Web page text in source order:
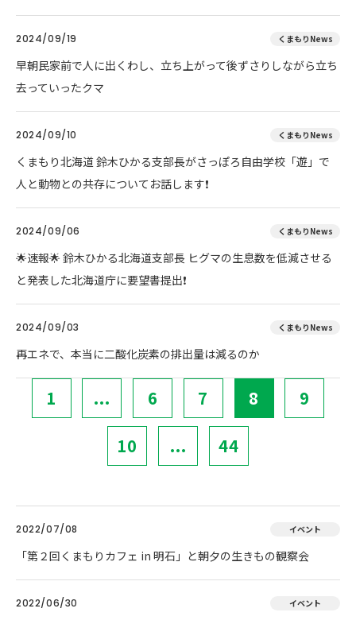
2024/09/19 くまもりNews
早朝民家前で人に出くわし、立ち上がって後ずさりしながら立ち
去っていったクマ
2024/09/10 くまもりNews
くまもり北海道 鈴木ひかる支部長がさっぽろ自由学校「遊」で
人と動物との共存についてお話します❗
2024/09/06 くまもりNews
🌟速報🌟 鈴木ひかる北海道支部長 ヒグマの生息数を低減させる
と発表した北海道庁に要望書提出❗
2024/09/03 くまもりNews
再エネで、本当に二酸化炭素の排出量は減るのか
1 ... 6 7 8 9
10 ... 44
2022/07/08 イベント
「第２回くまもりカフェ in 明石」と朝夕の生きもの観察会
2022/06/30 イベント